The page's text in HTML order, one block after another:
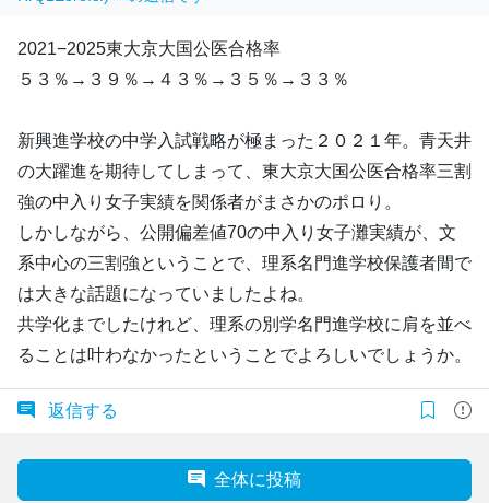
2021−2025東大京大国公医合格率
５３％→３９％→４３％→３５％→３３％
新興進学校の中学入試戦略が極まった２０２１年。青天井
の大躍進を期待してしまって、東大京大国公医合格率三割
強の中入り女子実績を関係者がまさかのポロり。
しかしながら、公開偏差値70の中入り女子灘実績が、文
系中心の三割強ということで、理系名門進学校保護者間で
は大きな話題になっていましたよね。
共学化までしたけれど、理系の別学名門進学校に肩を並べ
ることは叶わなかったということでよろしいでしょうか。
返信する
全体に投稿